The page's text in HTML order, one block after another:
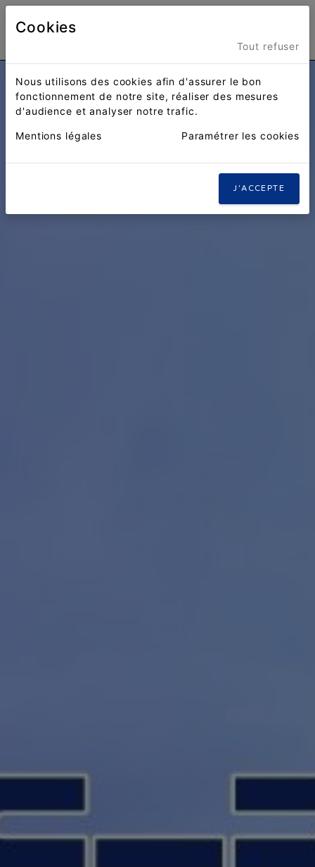
Cookies
Tout refuser
Nous utilisons des cookies afin d'assurer le bon
fonctionnement de notre site, réaliser des mesures
d'audience et analyser notre trafic.
Mentions légales Paramétrer les cookies
J'ACCEPTE